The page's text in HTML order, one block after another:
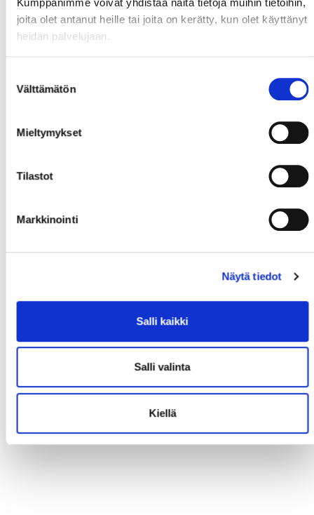
Kumppanimme voivat yhdistää näitä tietoja muihin tietoihin,
joita olet antanut heille tai joita on kerätty, kun olet käyttänyt
heidän palvelujaan.
valinta
Välttämätön
Mieltymykset
Tilastot
Markkinointi
Näytä tiedot
Salli kaikki
Salli valinta
Kiellä